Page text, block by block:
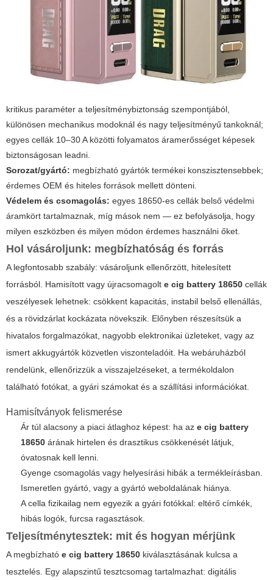
kritikus paraméter a teljesítménybiztonság szempontjából,
különösen mechanikus modoknál és nagy teljesítményű tankoknál;
egyes cellák 10–30 A közötti folyamatos áramerősséget képesek
biztonságosan leadni.
Sorozat/gyártó: megbízható gyártók termékei konszisztensebbek;
érdemes OEM és hiteles források mellett dönteni.
Védelem és csomagolás: egyes 18650-es cellák belső védelmi
áramkört tartalmaznak, míg mások nem — ez befolyásolja, hogy
milyen eszközben és milyen módon érdemes használni őket.
Hol vásároljunk: megbízhatóság és forrás
A legfontosabb szabály: vásároljunk ellenőrzött, hitelesített
forrásból. Hamisított vagy újracsomagolt e cig battery 18650 cellák
veszélyesek lehetnek: csökkent kapacitás, instabil belső ellenállás,
és a rövidzárlat kockázata növekszik. Előnyben részesítsük a
hivatalos forgalmazókat, nagyobb elektronikai üzleteket, vagy az
ismert akkugyártók közvetlen viszonteladóit. Ha webáruházból
rendelünk, ellenőrizzük a visszajelzéseket, a termékoldalon
található fotókat, a gyári számokat és a szállítási információkat.
Hamisítványok felismerése
Ár túl alacsony a piaci átlaghoz képest: ha az e cig battery
18650 árának hirtelen és drasztikus csökkenését látjuk,
óvatosnak kell lenni.
Gyenge csomagolás vagy helyesírási hibák a termékleírásban.
Ismeretlen gyártó, vagy a gyártó weboldalának hiánya.
A cella fizikailag nem egyezik a gyári fotókkal: eltérő címkék,
hibás logók, furcsa ragasztások.
Teljesítménytesztek: mit és hogyan mérjünk
A megbízható e cig battery 18650 kiválasztásának kulcsa a
tesztelés. Egy alapszintű tesztcsomag tartalmazhat: digitális